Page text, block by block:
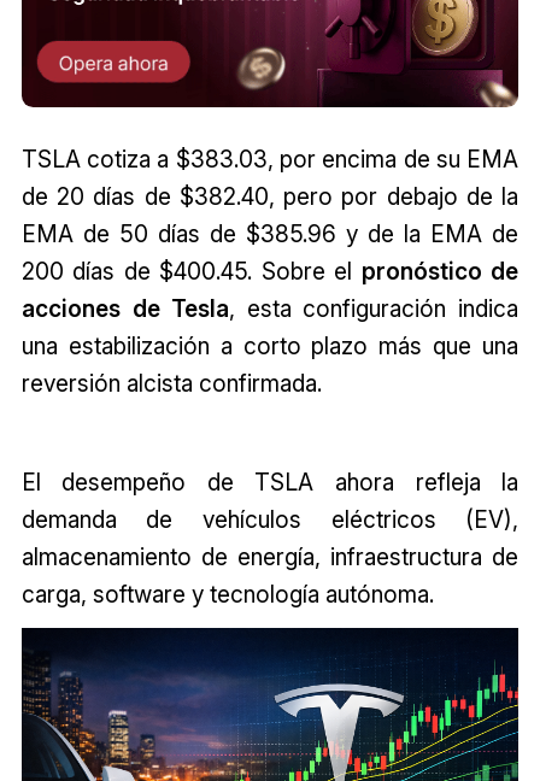
TSLA cotiza a $383.03, por encima de su EMA
de 20 días de $382.40, pero por debajo de la
EMA de 50 días de $385.96 y de la EMA de
200 días de $400.45. Sobre el pronóstico de
acciones de Tesla, esta configuración indica
una estabilización a corto plazo más que una
reversión alcista confirmada.
El desempeño de TSLA ahora refleja la
demanda de vehículos eléctricos (EV),
almacenamiento de energía, infraestructura de
carga, software y tecnología autónoma.